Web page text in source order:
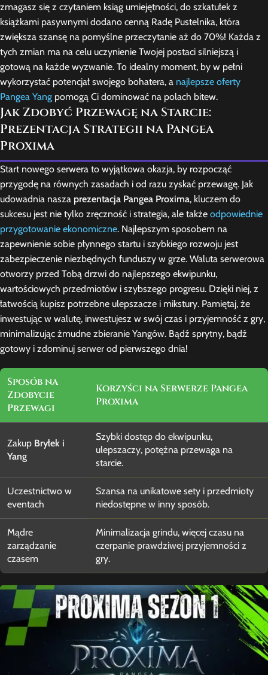
zmagasz się z czytaniem ksiąg umiejętności, do szkatułek z
książkami pasywnymi dodano cenną Radę Pustelnika, która
zwiększa szansę na pomyślne przeczytanie aż do 70%! Każda z
tych zmian ma na celu uczynienie Twojej postaci silniejszą i
gotową na każde wyzwanie. To idealny moment, by w pełni
wykorzystać potencjał swojego bohatera, a najlepsze oferty
Pangea Yang pomogą Ci dominować na polach bitew.
Jak Zdobyć Przewagę na Starcie:
Prezentacja Strategii na Pangea
Proxima
Start nowego serwera to wyjątkowa okazja, by rozpocząć
przygodę na równych zasadach i od razu zyskać przewagę. Jak
udowadnia nasza prezentacja Pangea Proxima, kluczem do
sukcesu jest nie tylko zręczność i strategia, ale także odpowiednie
przygotowanie ekonomiczne. Najlepszym sposobem na
zapewnienie sobie płynnego startu i szybkiego rozwoju jest
zabezpieczenie niezbędnych funduszy w grze. Waluta serwerowa
otworzy przed Tobą drzwi do najlepszego ekwipunku,
wartościowych przedmiotów i szybszego progresu. Dzięki niej, z
łatwością kupisz potrzebne ulepszacze i mikstury. Pamiętaj, że
inwestując w walutę, inwestujesz w swój czas i przyjemność z gry,
minimalizując żmudne zbieranie Yangów. Bądź sprytny, bądź
gotowy i zdominuj serwer od pierwszego dnia!
Sposób na
Zdobycie
Przewagi
Korzyści na Serwerze Pangea
Proxima
Zakup Bryłek i
Yang
Szybki dostęp do ekwipunku,
ulepszaczy, potężna przewaga na
starcie.
Uczestnictwo w
eventach
Szansa na unikatowe sety i przedmioty
niedostępne w inny sposób.
Mądre
zarządzanie
czasem
Minimalizacja grindu, więcej czasu na
czerpanie prawdziwej przyjemności z
gry.